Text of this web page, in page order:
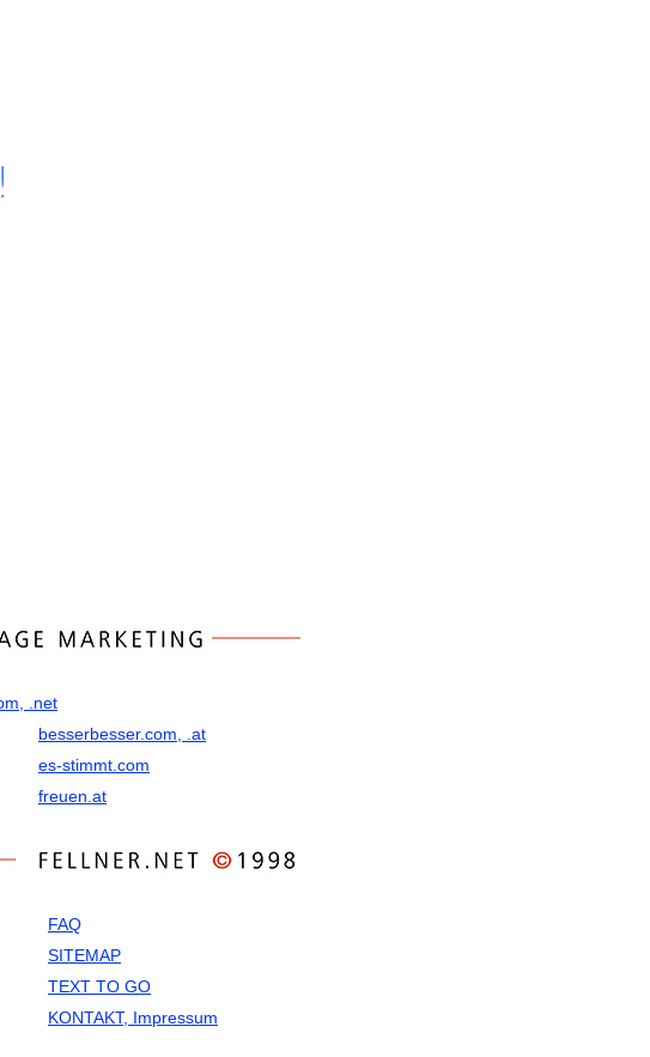
.net
besserbesser.com, .at
es-stimmt.com
freuen.at
FAQ
SITEMAP
TEXT TO GO
KONTAKT, Impressum